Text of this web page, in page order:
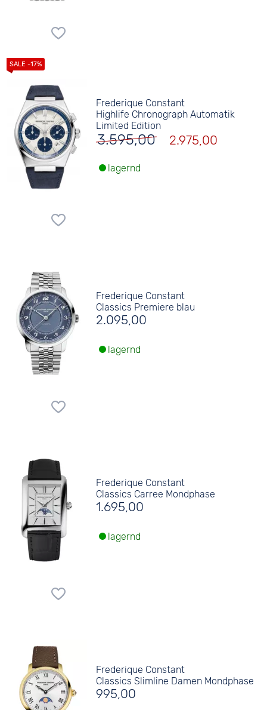
Frederique Constant
Highlife Chronograph Automatik
Limited Edition
3.595,00 2.975,00
lagernd
Frederique Constant
Classics Premiere blau
2.095,00
lagernd
Frederique Constant
Classics Carree Mondphase
1.695,00
lagernd
Frederique Constant
Classics Slimline Damen Mondphase
995,00